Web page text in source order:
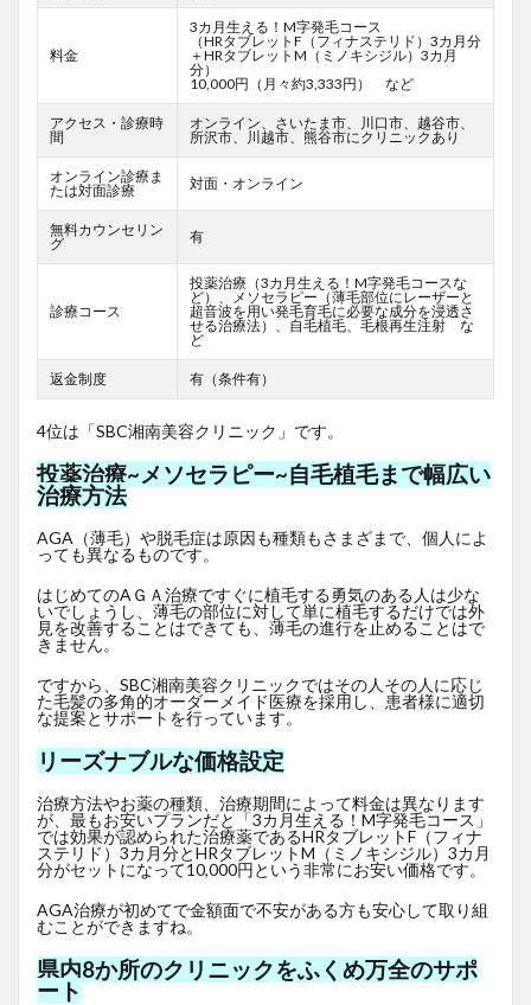
料金
3カ月生える！M字発毛コース
（HRタブレットF （フィナステリド）3カ月分
＋HRタブレットM（ミノキシジル）3カ月
分）
10,000円（月々約3,333円） など
アクセス・診療時
間
オンライン、さいたま市、川口市、越谷市、
所沢市、川越市、熊谷市にクリニックあり
オンライン診療ま
たは対面診療
対面・オンライン
無料カウンセリン
グ
有
診療コース
投薬治療（3カ月生える！M字発毛コースな
ど）、メソセラピー（薄毛部位にレーザーと
超音波を用い発毛育毛に必要な成分を浸透さ
せる治療法）、自毛植毛、毛根再生注射 な
ど
返金制度 有（条件有）
4位は「SBC湘南美容クリニック」です。
投薬治療~メソセラピー~自毛植毛まで幅広い
治療方法
AGA（薄毛）や脱毛症は原因も種類もさまざまで、個人によ
っても異なるものです。
はじめてのAＧＡ治療ですぐに植毛する勇気のある人は少な
いでしょうし、薄毛の部位に対して単に植毛するだけでは外
見を改善することはできても、薄毛の進行を止めることはで
きません。
ですから、SBC湘南美容クリニックではその人その人に応じ
た毛髪の多角的オーダーメイド医療を採用し、患者様に適切
な提案とサポートを行っています。
リーズナブルな価格設定
治療方法やお薬の種類、治療期間によって料金は異なります
が、最もお安いプランだと「3カ月生える！M字発毛コース」
では効果が認められた治療薬であるHRタブレットF （フィナ
ステリド）3カ月分とHRタブレットM（ミノキシジル）3カ月
分がセットになって10,000円という非常にお安い価格です。
AGA治療が初めてで金額面で不安がある方も安心して取り組
むことができますね。
県内8か所のクリニックをふくめ万全のサポ
ート